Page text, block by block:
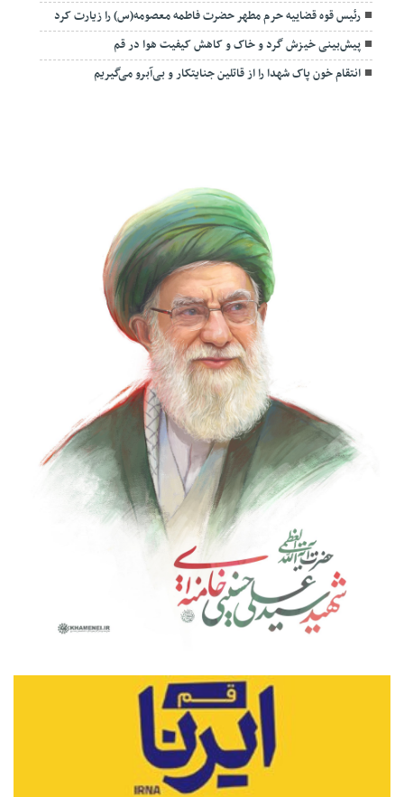
رئیس قوه قضاییه حرم مطهر حضرت فاطمه معصومه(س) را زیارت کرد
پیش‌بینی خیزش گرد و خاک و کاهش کیفیت هوا در قم
انتقام خون پاک شهدا را از قاتلین جنایتکار و بی‌آبرو می‌گیریم